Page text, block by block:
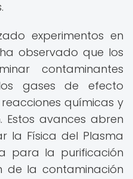
experimentos en
observado que los
contaminantes
gases de efecto
químicas y
Estos avances abren
la Física del Plasma
para la purificación
de la contaminación